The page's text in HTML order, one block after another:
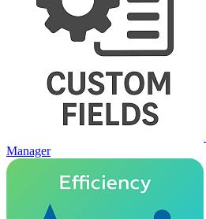
Manager